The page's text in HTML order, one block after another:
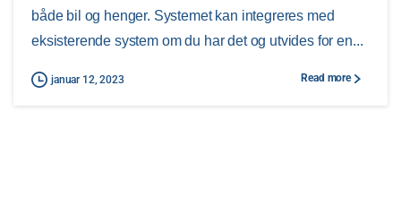
både bil og henger. Systemet kan integreres med
eksisterende system om du har det og utvides for en...
januar 12, 2023 Read more